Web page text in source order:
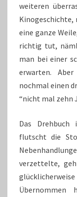
weiteren
Kinogeschichte,
eine ganze
richtig tut,
man bei einer
erwarten.
nochmal einen
“nicht mal zehn
Das Drehbuch
flutscht die
verzettelte,
Übernommen